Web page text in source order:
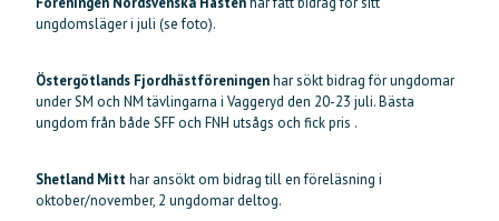
ungdomsläger i juli (se foto).
Östergötlands Fjordhästföreningenhar sökt bidrag för ungdomar
under SM och NM tävlingarna i Vaggeryd den 20-23 juli. Bästa
ungdom från både SFF och FNH utsågs och fick pris .
Shetland Mitthar ansökt om bidrag till en föreläsning i
oktober/november, 2 ungdomar deltog.